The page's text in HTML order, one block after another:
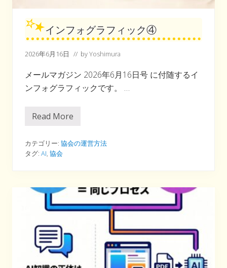
インフォグラフィック④
2026年6月16日 // byYoshimura
メールマガジン 2026年6月16日号 に付随するイ
ンフォグラフィックです。 …
イ
ォ
グ
ラ
ッ
ク
④
Read More
カテゴリー: 協会の運営方法
タグ: AI, 協会